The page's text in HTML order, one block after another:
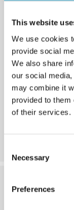
This website
We use cookies
provide social
We also share
our social
may combine it
provided to them
of their services.
Selection
Necessary
Preferences
Выберите
зависимости
Меньшая
легких
которые
усиленную